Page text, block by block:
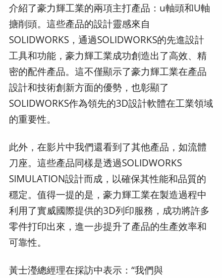
介紹了豪力輝工業的兩項主打產品：u軸頭和U軸
搪削頭。這些產品的設計靈感來自
SOLIDWORKS，通過SOLIDWORKS的先進設計
工具和功能，豪力輝工業成功創造出了高效、精
密的配件產品。這不僅顯示了豪力輝工業在產品
設計和技術創新方面的優勢，也彰顯了
SOLIDWORKS作為領先的3D設計軟體在工業領域
的重要性。
此外，在影片中我們還看到了其他產品，如流體
刀座。這些產品同樣是透過SOLIDWORKS
SIMULATION設計而成，以確保其性能和品質的
穩定。值得一提的是，豪力輝工業在製造過程中
利用了實威國際提供的3D列印服務，成功將許多
零件打印出來，進一步提升了產品的生產效率和
可靠性。
黃士瀅總經理在採訪中表示：“我們與